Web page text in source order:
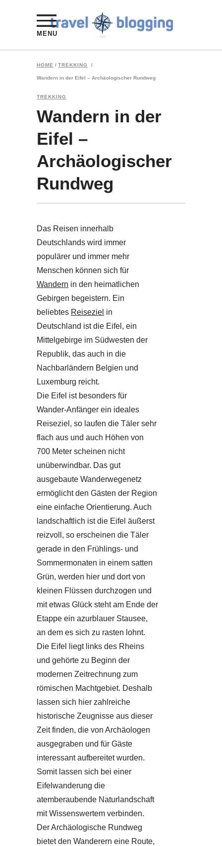
MENU
HOME / TREKKING /
Wandern in der Eifel – Archäologischer Rundweg
TREKKING
Wandern in der
Eifel –
Archäologischer
Rundweg
Das Reisen innerhalb
Deutschlands wird immer
populärer und immer mehr
Menschen können sich für
Wandern in den heimatlichen
Gebirgen begeistern. Ein
beliebtes Reiseziel in
Deutschland ist die Eifel, ein
Mittelgebirge im Südwesten der
Republik, das auch in die
Nachbarländern Belgien und
Luxemburg reicht.
Die Eifel ist besonders für
Wander-Anfänger ein ideales
Reiseziel, so laufen die Täler sehr
flach aus und auch Höhen von
700 Meter scheinen nicht
unüberwindbar. Das gut
ausgebaute Wanderwegenetz
ermöglicht den Gästen der Region
eine einfache Orientierung. Auch
landschaftlich ist die Eifel äußerst
reizvoll, so erscheinen die Täler
gerade in den Frühlings- und
Sommermonaten in einem satten
Grün, werden hier und dort von
kleinen Flüssen durchzogen und
mit etwas Glück steht am Ende der
Etappe ein azurblauer Stausee,
an dem es sich zu rasten lohnt.
Die Eifel liegt links des Rheins
und gehörte zu Beginn der
modernen Zeitrechnung zum
römischen Machtgebiet. Deshalb
lassen sich hier zahlreiche
historische Zeugnisse aus dieser
Zeit finden, die von Archäologen
ausgegraben und für Gäste
interessant aufbereitet wurden.
Somit lassen sich bei einer
Eifelwanderung die
atemberaubende Naturlandschaft
mit Wissenswertem verbinden.
Der Archäologische Rundweg
bietet den Wanderern eine Route,